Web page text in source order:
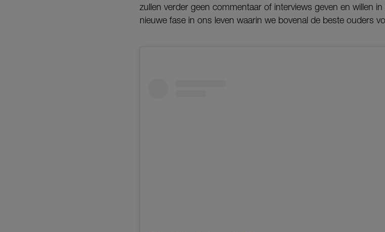
zullen verder geen commentaar of interviews geven en willen
nieuwe fase in ons leven waarin we bovenal de beste ouders